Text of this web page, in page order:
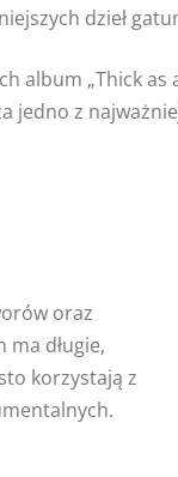
dzieł
album „Thick as
jedno z
oraz
długie,
korzystają z